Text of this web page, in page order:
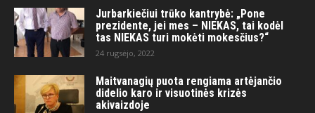
Jurbarkiečiui trūko kantrybė: „Pone
prezidente, jei mes – NIEKAS, tai kodėl
tas NIEKAS turi mokėti mokesčius?“
24 rugsėjo, 2022
Maitvanagių puota rengiama artėjančio
didelio karo ir visuotinės krizės
akivaizdoje